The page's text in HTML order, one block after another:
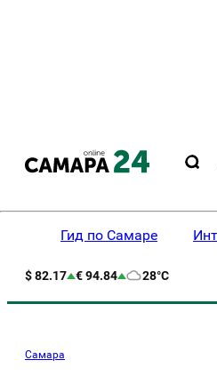
Гид по Самаре
$ 82.17 € 94.84 28°C
Самара